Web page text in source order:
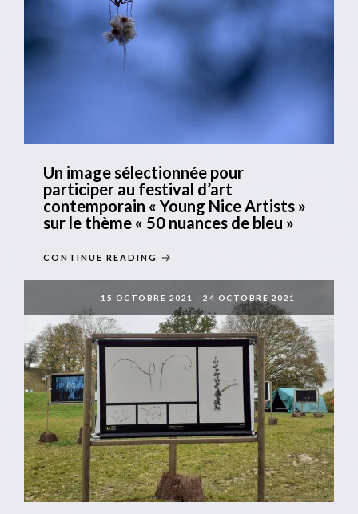
Un image sélectionnée pour
participer au festival d’art
contemporain « Young Nice Artists »
sur le thème « 50 nuances de bleu »
CONTINUE READING
15 OCTOBRE 2021 -24 OCTOBRE 2021